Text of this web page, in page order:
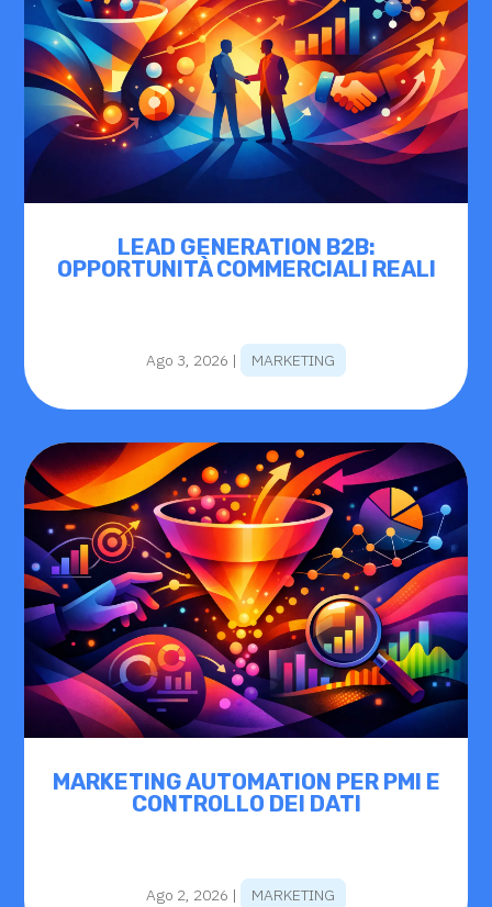
LEAD GENERATION B2B:
OPPORTUNITÀ COMMERCIALI REALI
Ago 3, 2026 | MARKETING
MARKETING AUTOMATION PER PMI E
CONTROLLO DEI DATI
Ago 2, 2026 | MARKETING